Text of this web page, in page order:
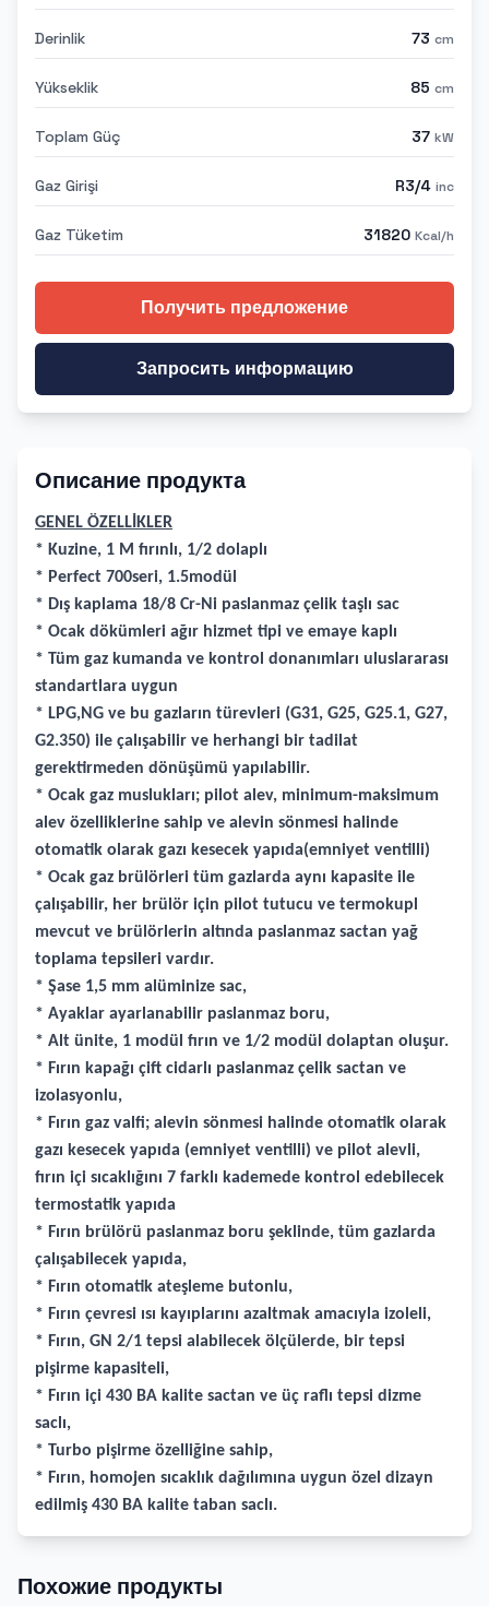
Derinlik 73 cm
Yükseklik 85 cm
Toplam Güç 37 kW
Gaz Girişi R3/4 inc
Gaz Tüketim 31820 Kcal/h
Получить предложение
Запросить информацию
Описание продукта
GENEL ÖZELLİKLER
* Kuzine, 1 M fırınlı, 1/2 dolaplı
* Perfect 700seri, 1.5modül
* Dış kaplama 18/8 Cr-Ni paslanmaz çelik taşlı sac
* Ocak dökümleri ağır hizmet tipi ve emaye kaplı
* Tüm gaz kumanda ve kontrol donanımları uluslararası
standartlara uygun
* LPG,NG ve bu gazların türevleri (G31, G25, G25.1, G27,
G2.350) ile çalışabilir ve herhangi bir tadilat
gerektirmeden dönüşümü yapılabilir.
* Ocak gaz muslukları; pilot alev, minimum-maksimum
alev özelliklerine sahip ve alevin sönmesi halinde
otomatik olarak gazı kesecek yapıda(emniyet ventilli)
* Ocak gaz brülörleri tüm gazlarda aynı kapasite ile
çalışabilir, her brülör için pilot tutucu ve termokupl
mevcut ve brülörlerin altında paslanmaz sactan yağ
toplama tepsileri vardır.
* Şase 1,5 mm alüminize sac,
* Ayaklar ayarlanabilir paslanmaz boru,
* Alt ünite, 1 modül fırın ve 1/2 modül dolaptan oluşur.
* Fırın kapağı çift cidarlı paslanmaz çelik sactan ve
izolasyonlu,
* Fırın gaz valfi; alevin sönmesi halinde otomatik olarak
gazı kesecek yapıda (emniyet ventilli) ve pilot alevli,
fırın içi sıcaklığını 7 farklı kademede kontrol edebilecek
termostatik yapıda
* Fırın brülörü paslanmaz boru şeklinde, tüm gazlarda
çalışabilecek yapıda,
* Fırın otomatik ateşleme butonlu,
* Fırın çevresi ısı kayıplarını azaltmak amacıyla izoleli,
* Fırın, GN 2/1 tepsi alabilecek ölçülerde, bir tepsi
pişirme kapasiteli,
* Fırın içi 430 BA kalite sactan ve üç raflı tepsi dizme
saclı,
* Turbo pişirme özelliğine sahip,
* Fırın, homojen sıcaklık dağılımına uygun özel dizayn
edilmiş 430 BA kalite taban saclı.
Похожие продукты